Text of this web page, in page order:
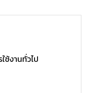
ช้งานทั่วไป